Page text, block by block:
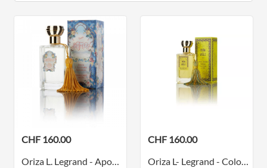
CHF 160.00
Oriza L. Legrand - Apothéose - Parfum
CHF 160.00
Oriza L- Legrand - Cologne Extra-Vieille - Parfum